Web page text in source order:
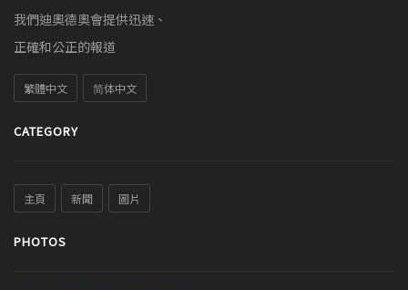
我們迪奧德奧會提供迅速、
正確和公正的報道
繁體中文 简体中文
CATEGORY
主頁 新聞 圖片
PHOTOS